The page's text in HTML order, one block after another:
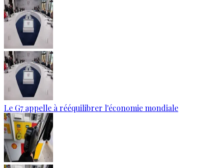
Le G7 appelle à rééquilibrer l'économie mondiale